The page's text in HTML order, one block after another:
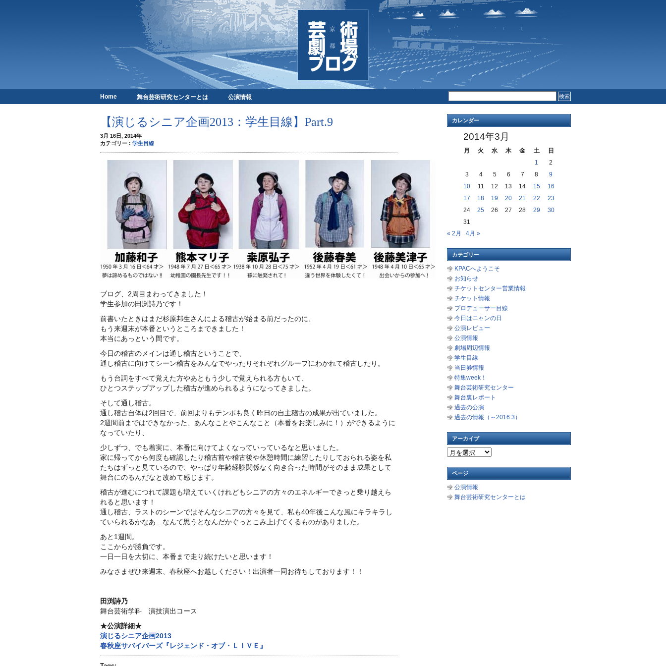
京都芸術劇場
COMMENTS
Home 舞台芸術研究センターとは 公演情報
【演じるシニア企画2013：学生目線】Part.9
3月 16日, 2014年
カテゴリー : 学生目線
ブログ、2周目まわってきました！
学生参加の田渕詩乃です！
前書いたときはまだ杉原邦生さんによる稽古が始まる前だったのに、
もう来週末が本番というところまできました！
本当にあっという間です。
今日の稽古のメインは通し稽古ということで、
通し稽古に向けてシーン稽古をみんなでやったりそれぞれグループにわかれて稽古したり。
もう台詞をすべて覚えた方やあともう少しで覚えられる方もいて、
ひとつステップアップした稽古が進められるようになってきました。
そして通し稽古。
通し稽古自体は2回目で、前回よりもテンポも良く昨日の自主稽古の成果が出ていました。
2週間前まではできなかった、あんなことやこんなこと（本番をお楽しみに！）ができるように
なっていたり、
少しずつ、でも着実に、本番に向けてよくなっていっているなと思いました。
家に帰ってから何度も確認したり稽古前や稽古後や休憩時間に練習したりしておられる姿を私
たちはずっと見ているので、やっぱり年齢経験関係なく向き合った時間がそのまま成果として
舞台にのるんだなと改めて感じます。
稽古が進むにつれて課題も増えていくけれどもシニアの方々のエネルギーできっと乗り越えら
れると思います！
通し稽古、ラストのシーンではそんなシニアの方々を見て、私も40年後こんな風にキラキラし
ていられるかなあ…なんて思うとなんだかぐっとこみ上げてくるものがありました。
あと1週間。
ここからが勝負です。
一日一日を大切に、本番まで走り続けたいと思います！
みなさまぜひ来週末、春秋座へお越しください！出演者一同お待ちしております！！
田渕詩乃
舞台芸術学科 演技演出コース
★公演詳細★
演じるシニア企画2013
春秋座サバイバーズ『レジェンド・オブ・ＬＩＶＥ』
カレンダー
2014年3月
月 火 水 木 金 土
日
1
2
3
4 5 6 7 8
9
10
11 12 13 14 15
16
17
18 19 20 21 22
23
24
25 26 27 28 29
30
31
« 2月
4月 »
カテゴリー
KPACへようこそ
お知らせ
チケットセンター営業情報
チケット情報
プロデューサー目線
今日はニャンの日
公演レビュー
公演情報
劇場周辺情報
学生目線
当日券情報
特集week！
舞台芸術研究センター
舞台裏レポート
過去の公演
過去の情報（～2016.3）
アーカイブ
ア
カ
イ
ブ
ページ
公演情報
舞台芸術研究センターとは